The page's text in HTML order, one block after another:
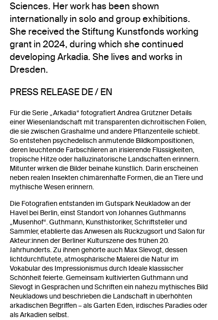
Sciences. Her work has been shown
internationally in solo and group exhibitions.
She received the Stiftung Kunstfonds working
grant in 2024, during which she continued
developing Arkadia. She lives and works in
Dresden.
PRESS RELEASE DE / EN
Für die Serie „Arkadia“ fotografiert Andrea Grützner Details
einer Wiesenlandschaft mit transparenten dichroitischen Folien,
die sie zwischen Grashalme und andere Pflanzenteile schiebt.
So entstehen psychedelisch anmutende Bildkompositionen,
deren leuchtende Farbschlieren an irisierende Flüssigkeiten,
tropische Hitze oder halluzinatorische Landschaften erinnern.
Mitunter wirken die Bilder beinahe künstlich. Darin erscheinen
neben realen Insekten chimärenhafte Formen, die an Tiere und
mythische Wesen erinnern.
Die Fotografien entstanden im Gutspark Neukladow an der
Havel bei Berlin, einst Standort von Johannes Guthmanns
„Musenhof“. Guthmann, Kunsthistoriker, Schriftsteller und
Sammler, etablierte das Anwesen als Rückzugsort und Salon für
Akteur:innen der Berliner Kulturszene des frühen 20.
Jahrhunderts. Zu ihnen gehörte auch Max Slevogt, dessen
lichtdurchflutete, atmosphärische Malerei die Natur im
Vokabular des Impressionismus durch Ideale klassischer
Schönheit feierte. Gemeinsam kultivierten Guthmann und
Slevogt in Gesprächen und Schriften ein nahezu mythisches Bild
Neukladows und beschrieben die Landschaft in überhöhten
arkadischen Begriffen – als Garten Eden, irdisches Paradies oder
als Arkadien selbst.